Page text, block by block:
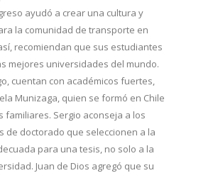
ayudó a crear una cultura y
la comunidad de transporte en
recomiendan que sus estudiantes
mejores universidades del mundo.
cuentan con académicos fuertes,
Munizaga, quien se formó en Chile
familiares. Sergio aconseja a los
de doctorado que seleccionen a la
para una tesis, no solo a la
Juan de Dios agregó que su